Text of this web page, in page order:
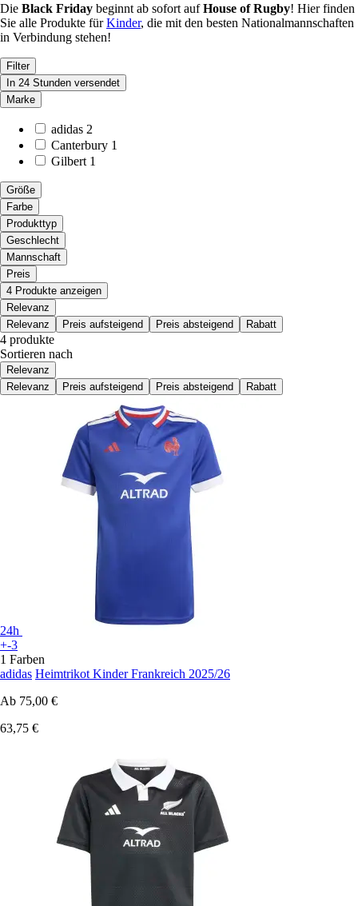
Die Black Friday beginnt ab sofort aufHouse of Rugby! Hier finden
Sie alle Produkte fürKinder, die mit den besten Nationalmannschaften
in Verbindung stehen!
Filter
In 24 Stunden versendet
Marke
adidas 2
Canterbury 1
Gilbert 1
Größe
Farbe
Produkttyp
Geschlecht
Mannschaft
Preis
4 Produkte anzeigen
Relevanz
Relevanz
Preis aufsteigend Preis absteigend Rabatt
4 produkte
Sortieren nach
Relevanz
Relevanz
Preis aufsteigend Preis absteigend Rabatt
24h
+-3
1 Farben
adidas Heimtrikot Kinder Frankreich 2025/26
Ab 75,00 €
63,75 €